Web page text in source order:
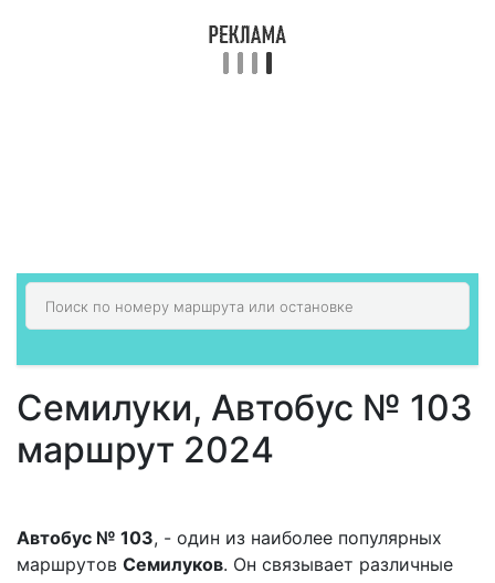
Семилуки, Автобус № 103
маршрут 2024
Автобус № 103, - один из наиболее популярных
маршрутов Семилуков. Он связывает различные